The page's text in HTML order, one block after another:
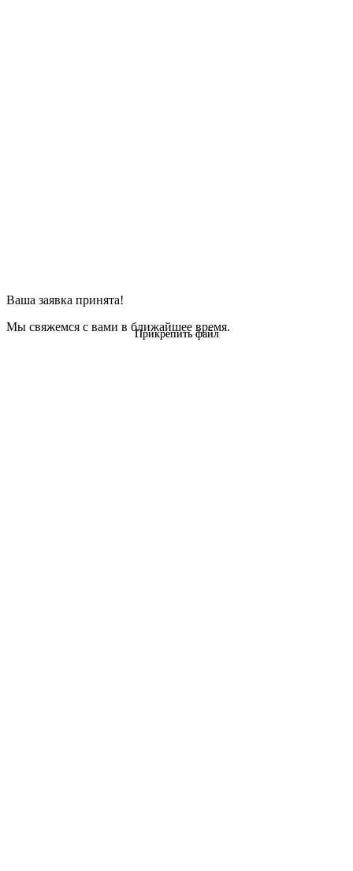
Прикрепить файл
Прикрепить файл
Ваша заявка принята!
Мы свяжемся с вами в ближайшее время.